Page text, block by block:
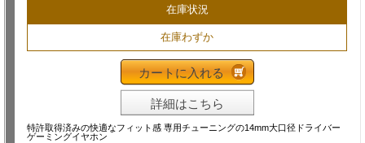
在庫状況
在庫わずか
カートに入れる
詳細はこちら
特許取得済みの快適なフィット感 専用チューニングの14mm大口径ドライバー
ゲーミングイヤホン